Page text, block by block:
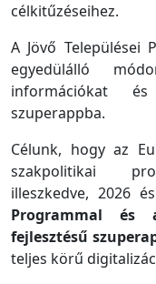
célkitűzéseihez.
A Jövő Települései
egyedülálló
információkat
szuperappba.
Célunk, hogy az
szakpolitikai
illeszkedve, 2026
Programmal és
fejlesztésű
teljes körű